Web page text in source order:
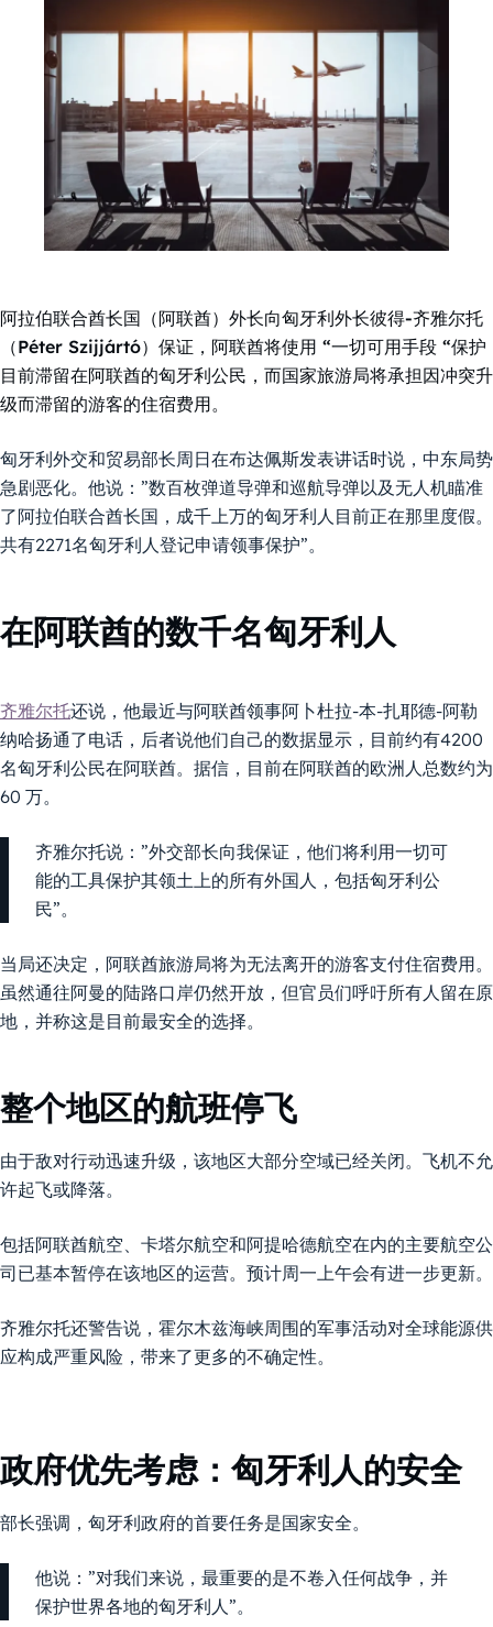
阿拉伯联合酋长国（阿联酋）外长向匈牙利外长彼得-齐雅尔托
（Péter Szijjártó）保证，阿联酋将使用 “一切可用手段 “保护
目前滞留在阿联酋的匈牙利公民，而国家旅游局将承担因冲突升
级而滞留的游客的住宿费用。
匈牙利外交和贸易部长周日在布达佩斯发表讲话时说，中东局势
急剧恶化。他说：”数百枚弹道导弹和巡航导弹以及无人机瞄准
了阿拉伯联合酋长国，成千上万的匈牙利人目前正在那里度假。
共有2271名匈牙利人登记申请领事保护”。
在阿联酋的数千名匈牙利人
齐雅尔托还说，他最近与阿联酋领事阿卜杜拉-本-扎耶德-阿勒
纳哈扬通了电话，后者说他们自己的数据显示，目前约有4200
名匈牙利公民在阿联酋。据信，目前在阿联酋的欧洲人总数约为
60 万。
齐雅尔托说：”外交部长向我保证，他们将利用一切可
能的工具保护其领土上的所有外国人，包括匈牙利公
民”。
当局还决定，阿联酋旅游局将为无法离开的游客支付住宿费用。
虽然通往阿曼的陆路口岸仍然开放，但官员们呼吁所有人留在原
地，并称这是目前最安全的选择。
整个地区的航班停飞
由于敌对行动迅速升级，该地区大部分空域已经关闭。飞机不允
许起飞或降落。
包括阿联酋航空、卡塔尔航空和阿提哈德航空在内的主要航空公
司已基本暂停在该地区的运营。预计周一上午会有进一步更新。
齐雅尔托还警告说，霍尔木兹海峡周围的军事活动对全球能源供
应构成严重风险，带来了更多的不确定性。
政府优先考虑：匈牙利人的安全
部长强调，匈牙利政府的首要任务是国家安全。
他说：”对我们来说，最重要的是不卷入任何战争，并
保护世界各地的匈牙利人”。